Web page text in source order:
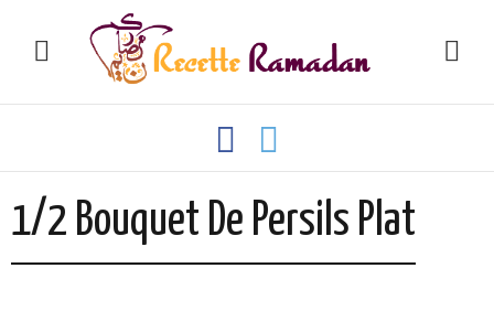
1/2 Bouquet De Persils Plat